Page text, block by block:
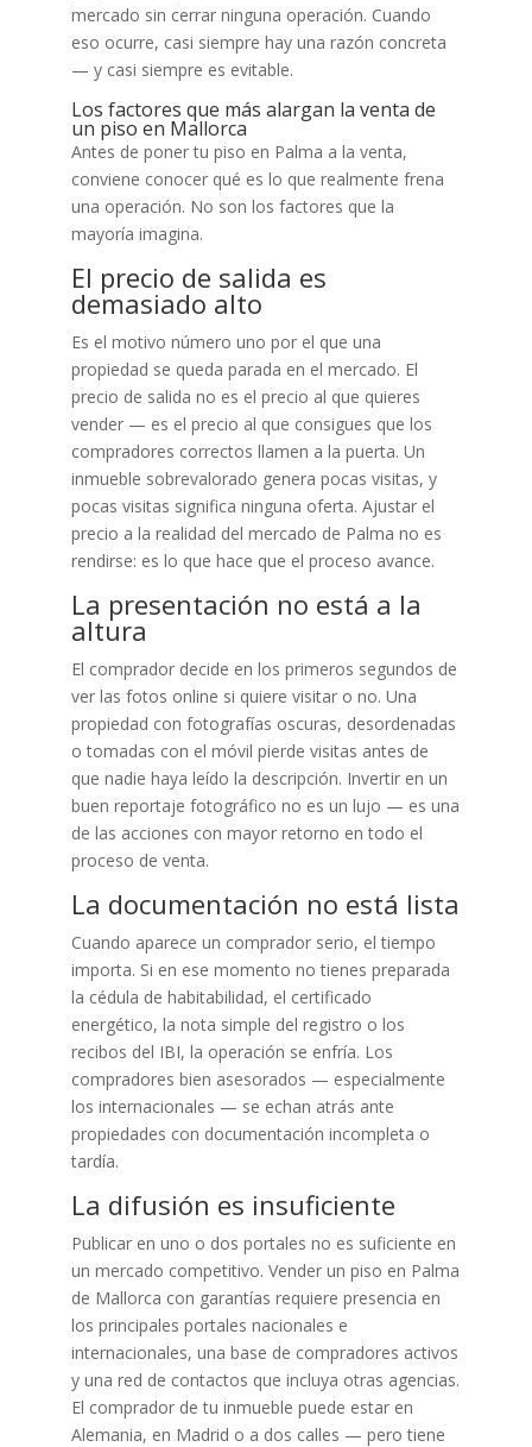
mercado sin cerrar ninguna operación. Cuando
eso ocurre, casi siempre hay una razón concreta
— y casi siempre es evitable.
Los factores que más alargan la venta de
un piso en Mallorca
Antes de poner tu piso en Palma a la venta,
conviene conocer qué es lo que realmente frena
una operación. No son los factores que la
mayoría imagina.
El precio de salida es
demasiado alto
Es el motivo número uno por el que una
propiedad se queda parada en el mercado. El
precio de salida no es el precio al que quieres
vender — es el precio al que consigues que los
compradores correctos llamen a la puerta. Un
inmueble sobrevalorado genera pocas visitas, y
pocas visitas significa ninguna oferta. Ajustar el
precio a la realidad del mercado de Palma no es
rendirse: es lo que hace que el proceso avance.
La presentación no está a la
altura
El comprador decide en los primeros segundos de
ver las fotos online si quiere visitar o no. Una
propiedad con fotografías oscuras, desordenadas
o tomadas con el móvil pierde visitas antes de
que nadie haya leído la descripción. Invertir en un
buen reportaje fotográfico no es un lujo — es una
de las acciones con mayor retorno en todo el
proceso de venta.
La documentación no está lista
Cuando aparece un comprador serio, el tiempo
importa. Si en ese momento no tienes preparada
la cédula de habitabilidad, el certificado
energético, la nota simple del registro o los
recibos del IBI, la operación se enfría. Los
compradores bien asesorados — especialmente
los internacionales — se echan atrás ante
propiedades con documentación incompleta o
tardía.
La difusión es insuficiente
Publicar en uno o dos portales no es suficiente en
un mercado competitivo. Vender un piso en Palma
de Mallorca con garantías requiere presencia en
los principales portales nacionales e
internacionales, una base de compradores activos
y una red de contactos que incluya otras agencias.
El comprador de tu inmueble puede estar en
Alemania, en Madrid o a dos calles — pero tiene